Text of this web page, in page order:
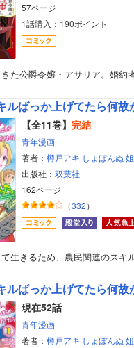
イズラブ
ンズラブ
写真集
57ページ
1話購入：190ポイント
た公爵令嬢・アサリア。婚
ルばっか上げてたら何故
【全11巻】 完結
青年漫画
著者： 樽戸アキ しょぼんぬ
出版社： 双葉社
162ページ
（332）
生きるため、農民関連のス
ルばっか上げてたら何
現在52話
青年漫画
著者： 樽戸アキ しょぼんぬ